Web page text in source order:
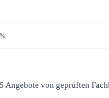
von geprüften